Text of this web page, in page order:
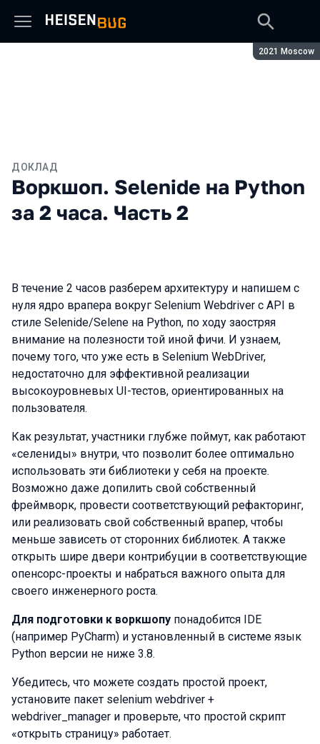
Сезон:
2021 Moscow
ДОКЛАД
Воркшоп. Selenide на Python
за 2 часа. Часть 2
В течение 2 часов разберем архитектуру и напишем с
нуля ядро врапера вокруг Selenium Webdriver с API в
стиле Selenide/Selene на Python, по ходу заостряя
внимание на полезности той иной фичи. И узнаем,
почему того, что уже есть в Selenium WebDriver,
недостаточно для эффективной реализации
высокоуровневых UI-тестов, ориентированных на
пользователя.
Как результат, участники глубже поймут, как работают
«селениды» внутри, что позволит более оптимально
использовать эти библиотеки у себя на проекте.
Возможно даже допилить свой собственный
фреймворк, провести соответствующий рефакторинг,
или реализовать свой собственный врапер, чтобы
меньше зависеть от сторонних библиотек. А также
открыть шире двери контрибуции в соответствующие
опенсорс-проекты и набраться важного опыта для
своего инженерного роста.
Для подготовки к воркшопу понадобится IDE
(например PyCharm) и установленный в системе язык
Python версии не ниже 3.8.
Убедитесь, что можете создать простой проект,
установите пакет selenium webdriver +
webdriver_manager и проверьте, что простой скрипт
«открыть страницу» работает.